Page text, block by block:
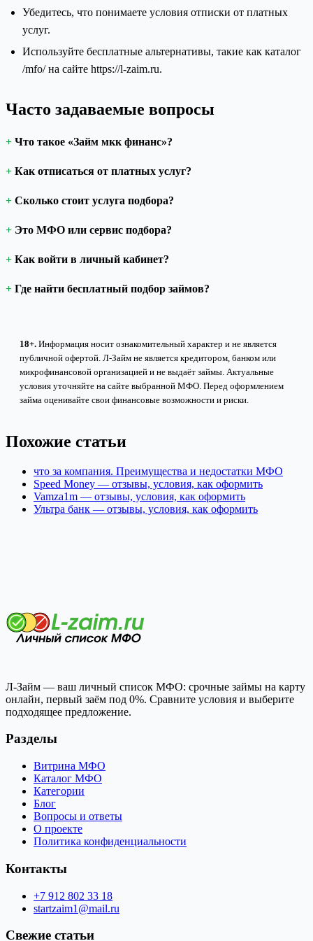
Убедитесь, что понимаете условия отписки от платных
услуг.
Используйте бесплатные альтернативы, такие как каталог
/mfo/ на сайте https://l-zaim.ru.
Часто задаваемые вопросы
Что такое «Займ мкк финанс»?
Как отписаться от платных услуг?
Сколько стоит услуга подбора?
Это МФО или сервис подбора?
Как войти в личный кабинет?
Где найти бесплатный подбор займов?
18+. Информация носит ознакомительный характер и не является
публичной офертой. Л-Займ не является кредитором, банком или
микрофинансовой организацией и не выдаёт займы. Актуальные
условия уточняйте на сайте выбранной МФО. Перед оформлением
займа оценивайте свои финансовые возможности и риски.
Похожие статьи
что за компания. Преимущества и недостатки МФО
Speed Money — отзывы, условия, как оформить
Vamza1m — отзывы, условия, как оформить
Ультра банк — отзывы, условия, как оформить
Л-Займ — ваш личный список МФО: срочные займы на карту
онлайн, первый заём под 0%. Сравните условия и выберите
подходящее предложение.
Разделы
Витрина МФО
Каталог МФО
Категории
Блог
Вопросы и ответы
О проекте
Политика конфиденциальности
Контакты
+7 912 802 33 18
startzaim1@mail.ru
Свежие статьи